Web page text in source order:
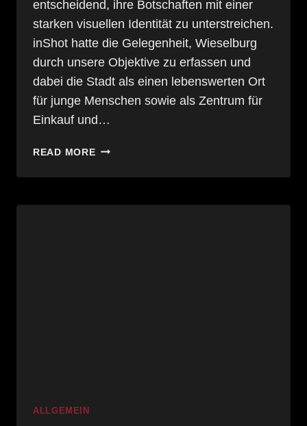
entscheidend, ihre Botschaften mit einer
starken visuellen Identität zu unterstreichen.
inShot hatte die Gelegenheit, Wieselburg
durch unsere Objektive zu erfassen und
dabei die Stadt als einen lebenswerten Ort
für junge Menschen sowie als Zentrum für
Einkauf und…
READ MOREVISUELLE
FÜR
ALLGEMEIN